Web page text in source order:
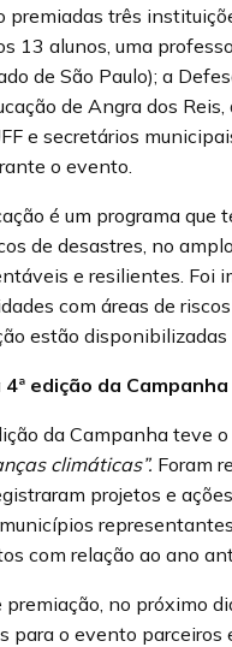
premiadas três
13 alunos, uma
de São Paulo); a
de Angra dos
e secretários
o evento.
é um programa
de desastres, no
e resilientes. Foi
com áreas de
estão disponibilizadas
edição da
da Campanha teve
climáticas”. Foram
projetos e
com relação ao ano
premiação, no próximo
para o evento parceiros